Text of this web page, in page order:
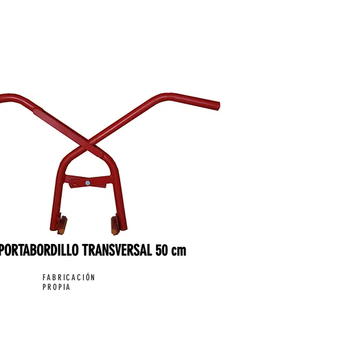
PORTABORDILLO TRANSVERSAL 50 cm
FABRICACIÓN
PROPIA